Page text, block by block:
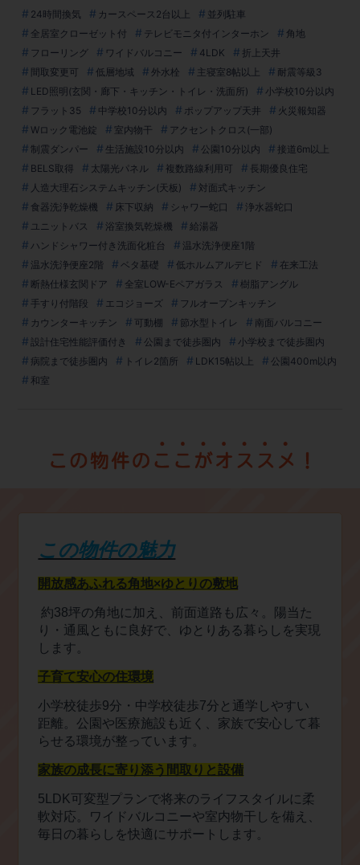
24時間換気 カースペース2台以上
並列駐車
全居室クローゼット付
テレビモニタ付インターホン
角地
フローリング
ワイドバルコニー 4LDK
折上天井
間取変更可
低層地域 外水栓 主寝室8帖以上
耐震等級3
LED照明(玄関・廊下・キッチン・トイレ・洗面所)
小学校10分以内
フラット35
中学校10分以内 ポップアップ天井
火災報知器
Wロック電池錠
室内物干
アクセントクロス(一部)
制震ダンパー
生活施設10分以内 公園10分以内
接道6m以上
BELS取得
太陽光パネル 複数路線利用可
長期優良住宅
人造大理石システムキッチン(天板)
対面式キッチン
食器洗浄乾燥機
床下収納 シャワー蛇口
浄水器蛇口
ユニットバス
浴室換気乾燥機
給湯器
ハンドシャワー付き洗面化粧台
温水洗浄便座1階
温水洗浄便座2階
ベタ基礎 低ホルムアルデヒド
在来工法
断熱仕様玄関ドア
全室LOW-Eペアガラス
樹脂アングル
手すり付階段
エコジョーズ
フルオープンキッチン
カウンターキッチン
可動棚 節水型トイレ
南面バルコニー
設計住宅性能評価付き
公園まで徒歩圏内
小学校まで徒歩圏内
病院まで徒歩圏内
トイレ2箇所 LDK15帖以上
公園400m以内
和室
この物件の魅力
開放感あふれる角地×ゆとりの敷地
約38坪の角地に加え、前面道路も広々。陽当た
り・通風ともに良好で、ゆとりある暮らしを実現
します。
子育て安心の住環境
小学校徒歩9分・中学校徒歩7分と通学しやすい
距離。公園や医療施設も近く、家族で安心して暮
らせる環境が整っています。
家族の成長に寄り添う間取りと設備
5LDK可変型プランで将来のライフスタイルに柔
軟対応。ワイドバルコニーや室内物干しを備え、
毎日の暮らしを快適にサポートします。